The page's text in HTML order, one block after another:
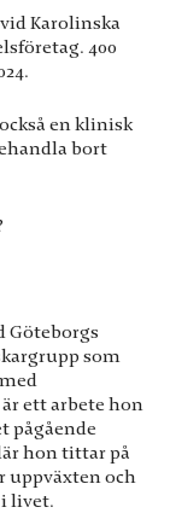
Karolinska
400
en klinisk
bort
Göteborgs
som
ett arbete hon
pågående
hon tittar på
uppväxten och
livet.